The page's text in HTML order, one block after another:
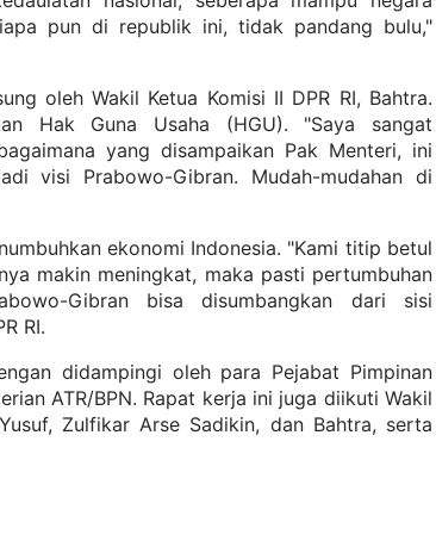
pun di republik ini, tidak pandang bulu,"
oleh Wakil Ketua Komisi II DPR RI, Bahtra.
Hak Guna Usaha (HGU). "Saya sangat
yang disampaikan Pak Menteri, ini
visi Prabowo-Gibran. Mudah-mudahan di
ekonomi Indonesia. "Kami titip betul
makin meningkat, maka pasti pertumbuhan
Gibran bisa disumbangkan dari sisi
RI.
didampingi oleh para Pejabat Pimpinan
ATR/BPN. Rapat kerja ini juga diikuti Wakil
Zulfikar Arse Sadikin, dan Bahtra, serta